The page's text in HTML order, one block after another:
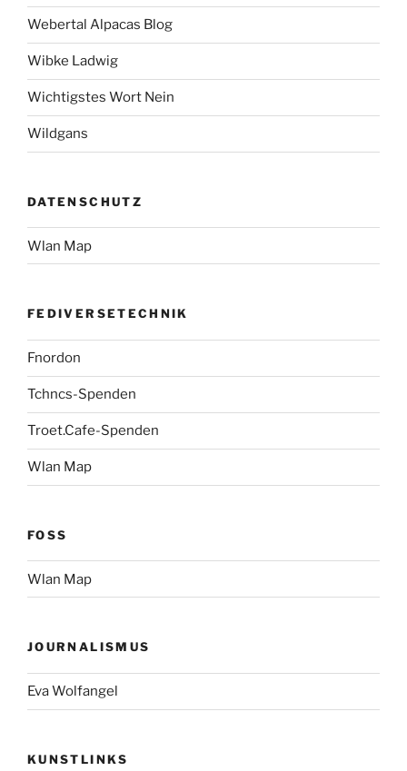
Webertal Alpacas Blog
Wibke Ladwig
Wichtigstes Wort Nein
Wildgans
DATENSCHUTZ
Wlan Map
FEDIVERSETECHNIK
Fnordon
Tchncs-Spenden
Troet.Cafe-Spenden
Wlan Map
FOSS
Wlan Map
JOURNALISMUS
Eva Wolfangel
KUNSTLINKS